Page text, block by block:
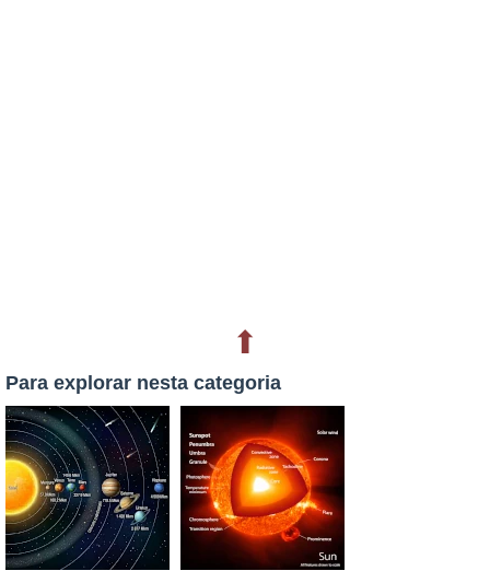
⬆
Para explorar nesta categoria